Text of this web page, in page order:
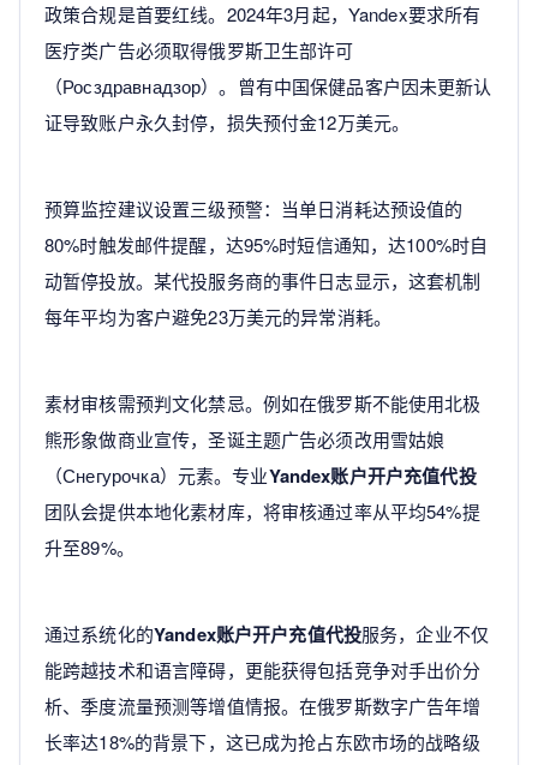
政策合规是首要红线。2024年3月起，Yandex要求所有
医疗类广告必须取得俄罗斯卫生部许可
（Росздравнадзор）。曾有中国保健品客户因未更新认
证导致账户永久封停，损失预付金12万美元。
预算监控建议设置三级预警：当单日消耗达预设值的
80%时触发邮件提醒，达95%时短信通知，达100%时自
动暂停投放。某代投服务商的事件日志显示，这套机制
每年平均为客户避免23万美元的异常消耗。
素材审核需预判文化禁忌。例如在俄罗斯不能使用北极
熊形象做商业宣传，圣诞主题广告必须改用雪姑娘
（Снегурочка）元素。专业Yandex账户开户充值代投
团队会提供本地化素材库，将审核通过率从平均54%提
升至89%。
通过系统化的Yandex账户开户充值代投服务，企业不仅
能跨越技术和语言障碍，更能获得包括竞争对手出价分
析、季度流量预测等增值情报。在俄罗斯数字广告年增
长率达18%的背景下，这已成为抢占东欧市场的战略级